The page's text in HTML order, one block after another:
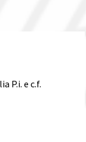
P.i. e c.f.